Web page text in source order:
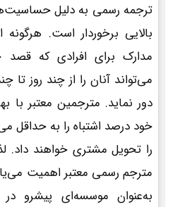
ترجمه رسمی به دلیل
بالایی برخوردار است. هرگونه
مدارک برای افرادی که قصد
می‌تواند آنان را از چند روز تا
دور نماید. مترجمین معتبر با
خود درصد اشتباه را به حداقل
را تحویل مشتری خواهند داد.
مترجم رسمی معتبر اهمیت
به‌عنوان موسسه‌ای پیشرو